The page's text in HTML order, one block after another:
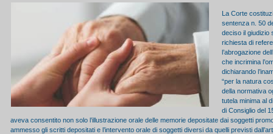
La Corte
sentenza n. 50
deciso il giudizio
richiesta di
l’abrogazione
che incrimina
dichiarando
“per la natura
della normativa
tutela minima al
di Consiglio del
aveva consentito non solo l’illustrazione orale delle memorie depositate dai soggetti
ammesso gli scritti depositati e l’intervento orale di soggetti diversi da quelli previsti